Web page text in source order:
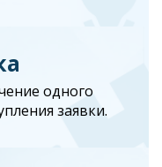
одного
заявки.